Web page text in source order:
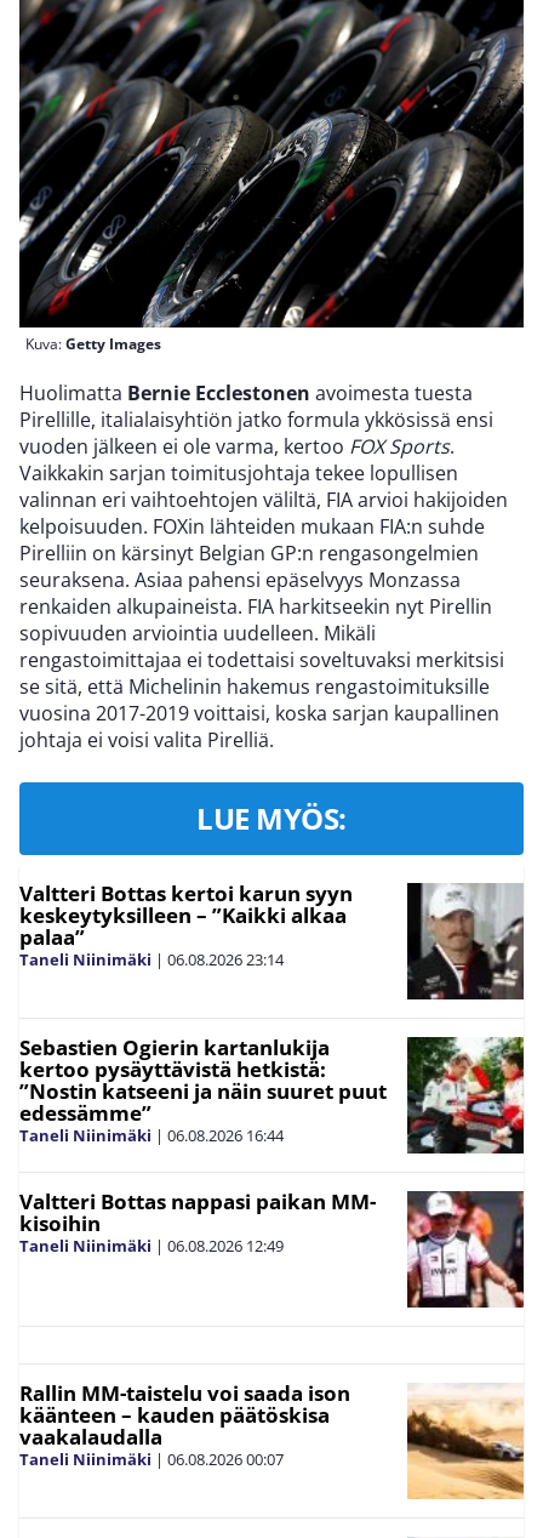
Kuva:Getty Images
Huolimatta Bernie Ecclestonen avoimesta tuesta
Pirellille, italialaisyhtiön jatko formula ykkösissä ensi
vuoden jälkeen ei ole varma, kertoo FOX Sports.
Vaikkakin sarjan toimitusjohtaja tekee lopullisen
valinnan eri vaihtoehtojen väliltä, FIA arvioi hakijoiden
kelpoisuuden. FOXin lähteiden mukaan FIA:n suhde
Pirelliin on kärsinyt Belgian GP:n rengasongelmien
seuraksena. Asiaa pahensi epäselvyys Monzassa
renkaiden alkupaineista. FIA harkitseekin nyt Pirellin
sopivuuden arviointia uudelleen. Mikäli
rengastoimittajaa ei todettaisi soveltuvaksi merkitsisi
se sitä, että Michelinin hakemus rengastoimituksille
vuosina 2017-2019 voittaisi, koska sarjan kaupallinen
johtaja ei voisi valita Pirelliä.
LUE MYÖS:
Valtteri Bottas kertoi karun syyn
keskeytyksilleen – ”Kaikki alkaa
palaa”
Taneli Niinimäki | 06.08.202623:14
Sebastien Ogierin kartanlukija
kertoo pysäyttävistä hetkistä:
”Nostin katseeni ja näin suuret puut
edessämme”
Taneli Niinimäki | 06.08.2026 16:44
Valtteri Bottas nappasi paikan MM-
kisoihin
Taneli Niinimäki | 06.08.2026 12:49
Rallin MM-taistelu voi saada ison
käänteen – kauden päätöskisa
vaakalaudalla
Taneli Niinimäki | 06.08.202600:07